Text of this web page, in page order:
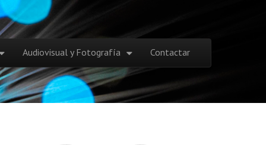
Audiovisual y Fotografía Contactar